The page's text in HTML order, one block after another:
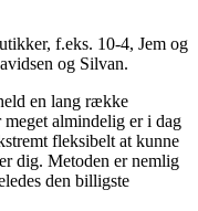
f.eks. 10-4, Jem og
og Silvan.
en lang række
almindelig er i dag
fleksibelt at kunne
dig. Metoden er nemlig
den billigste